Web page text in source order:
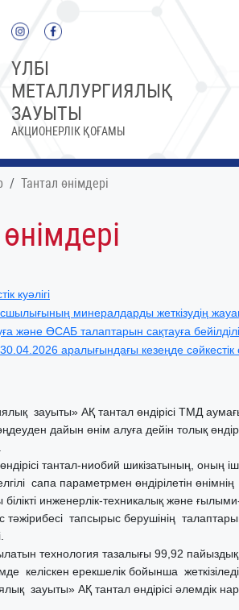
ҮЛБІ
МЕТАЛЛУРГИЯЛЫҚ
ЗАУЫТЫ
АКЦИОНЕРЛІК ҚОҒАМЫ
Тантал өнімдері
куәлігі
минералдарды жеткізудің
және ӨСАБ талаптарын сақтауға
аралығындағы кезеңде
зауыты» АҚ тантал өндірісі ТМД
дайын өнім алуға дейін толық
тантал-ниобий шикізатының, оның
сапа параметрмен өндірілетін
инженерлік-техникалық және
тапсырыс берушінің
технология тазалығы 99,92 пайыздық
келіскен ерекшелік бойынша жеткізіледі.
зауыты» АҚ тантал өндірісі әлемдік